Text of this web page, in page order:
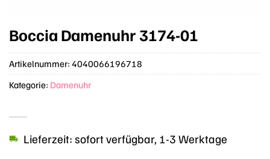
Boccia Damenuhr 3174-01
Lieferzeit: sofort verfügbar, 1-3 Werktage
Artikelnummer: 4040066196718
Kategorie: Damenuhr